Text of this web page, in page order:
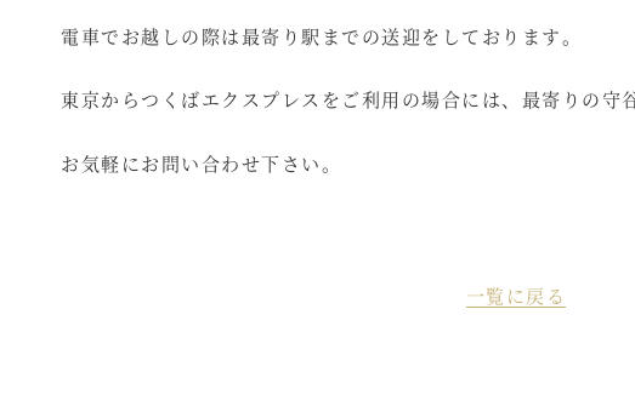
電車でお越しの際は最寄り駅までの送迎をしております。
東京からつくばエクスプレスをご利用の場合には、最寄りの守
お気軽にお問い合わせ下さい。
一覧に戻る